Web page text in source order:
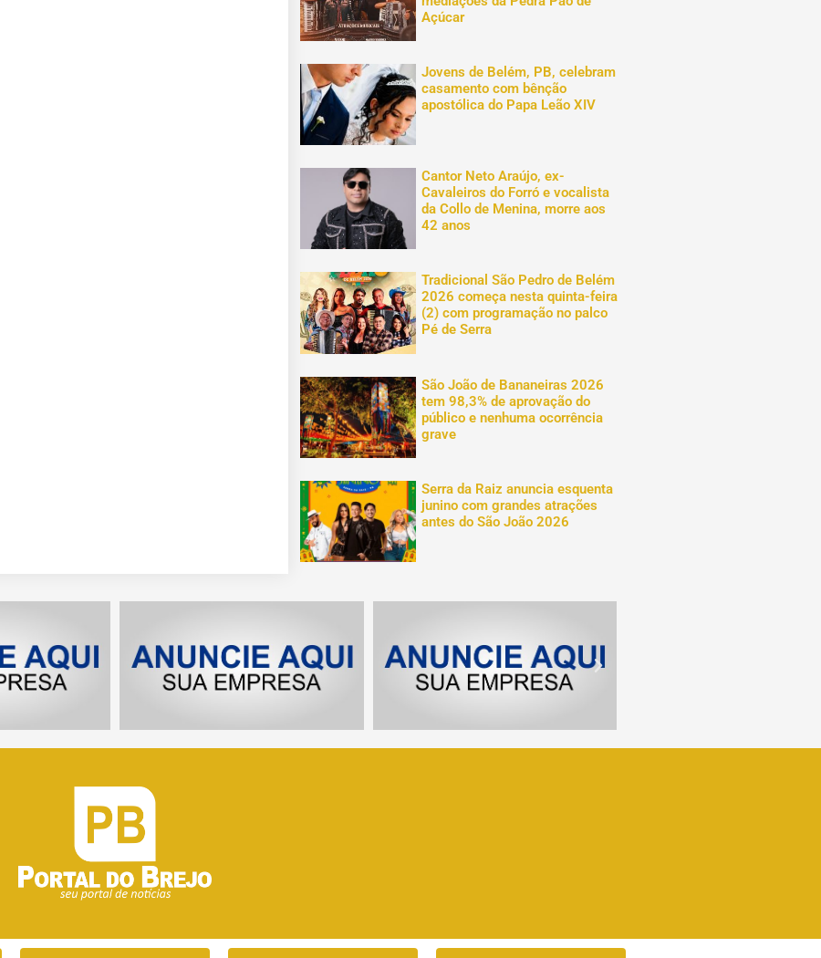
Açúcar
Jovens de Belém, PB, celebram
casamento com bênção
apostólica do Papa Leão XIV
Cantor Neto Araújo, ex-
Cavaleiros do Forró e vocalista
da Collo de Menina, morre aos
42 anos
Tradicional São Pedro de Belém
2026 começa nesta quinta-feira
(2) com programação no palco
Pé de Serra
São João de Bananeiras 2026
tem 98,3% de aprovação do
público e nenhuma ocorrência
grave
Serra da Raiz anuncia esquenta
junino com grandes atrações
antes do São João 2026